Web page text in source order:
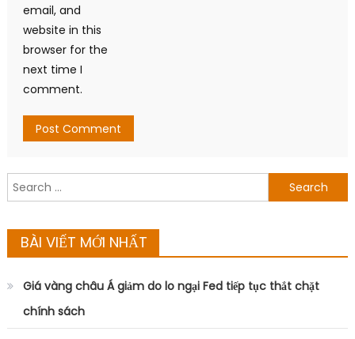
email, and
website in this
browser for the
next time I
comment.
Search
for:
BÀI VIẾT MỚI NHẤT
Giá vàng châu Á giảm do lo ngại Fed tiếp tục thắt chặt
chính sách